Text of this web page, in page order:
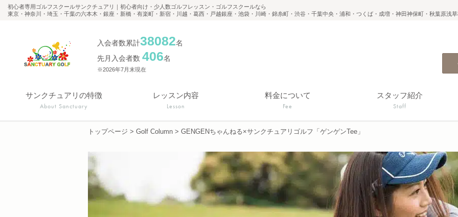
初心者専用ゴルフスクールサンクチュアリ｜初心者向け・少人数ゴルフレッスン・ゴルフスクールなら
東京・神奈川・埼玉・千葉の六本木・銀座・新橋・有楽町・新宿・川越・葛西・戸越銀座・池袋・川崎・錦糸町・渋谷・千葉中央・浦和・つくば・成増・神田神保町・秋葉原浅
入会者数累計38082名
先月入会者数 406名
※2026年7月末現在
サンクチュアリの特徴
About Sanctuary
レッスン内容
Lesson
料金について
Fee
スタッフ紹介
Staff
トップページ > Golf Column > GENGENちゃんねる×サンクチュアリゴルフ「ゲンゲンTee」